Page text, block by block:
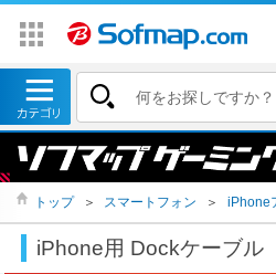
トップ ＞ スマートフォン ＞ iPhone
iPhone用 Dockケーブル